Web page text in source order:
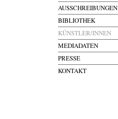
AUSSCHREIBUNGEN
BIBLIOTHEK
KÜNSTLER/INNEN
MEDIADATEN
PRESSE
KONTAKT